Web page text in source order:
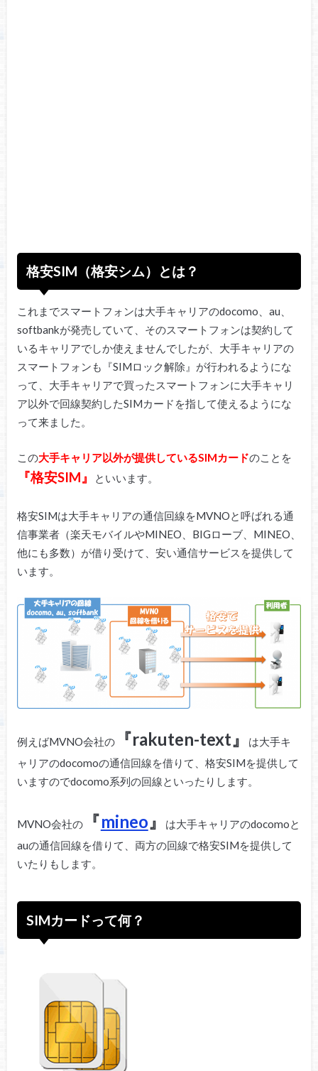
格安SIM（格安シム）とは？
これまでスマートフォンは大手キャリアのdocomo、au、
softbankが発売していて、そのスマートフォンは契約して
いるキャリアでしか使えませんでしたが、大手キャリアの
スマートフォンも『SIMロック解除』が行われるようにな
って、大手キャリアで買ったスマートフォンに大手キャリ
ア以外で回線契約したSIMカードを指して使えるようにな
って来ました。
この大手キャリア以外が提供しているSIMカードのことを
『格安SIM』 といいます。
格安SIMは大手キャリアの通信回線をMVNOと呼ばれる通
信事業者（楽天モバイルやMINEO、BIGローブ、MINEO、
他にも多数）が借り受けて、安い通信サービスを提供して
います。
例えばMVNO会社の『rakuten-text』
は大手キ
ャリアのdocomoの通信回線を借りて、格安SIMを提供して
いますのでdocomo系列の回線といったりします。
MVNO会社の『mineo』
は大手キャリアのdocomoと
auの通信回線を借りて、両方の回線で格安SIMを提供して
いたりもします。
SIMカードって何？